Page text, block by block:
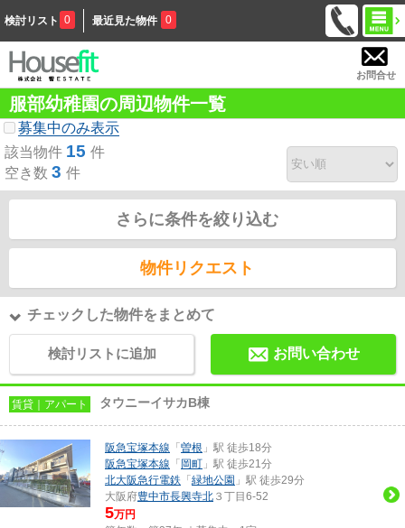
検討リスト 0 最近見た物件 0
お問合せ
服部幼稚園の周辺物件一覧
募集中のみ表示
該当物件 15 件
空き数 3 件
さらに条件を絞り込む
物件リクエスト
チェックした物件をまとめて
検討リストに追加 お問い合わせ
賃貸｜アパート タウニーイサカB棟
阪急宝塚本線 「 曽根 」駅 徒歩18分
阪急宝塚本線 「 岡町 」駅 徒歩21分
北大阪急行電鉄 「 緑地公園 」駅 徒歩29分
大阪府豊中市長興寺北 ３丁目6-52
5万円